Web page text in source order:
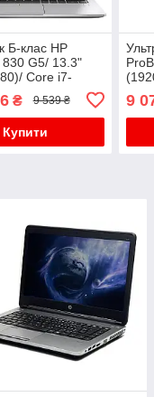
Б-клас HP
830 G5/ 13.3"
Core i7-
GB RAM/ 256 GB
620
₴ 9 539 ₴
Купити
9